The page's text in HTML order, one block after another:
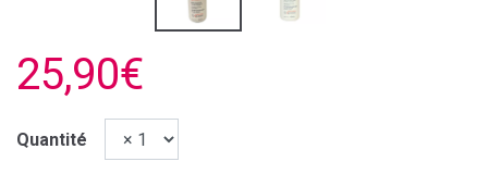
25,90€
Quantité